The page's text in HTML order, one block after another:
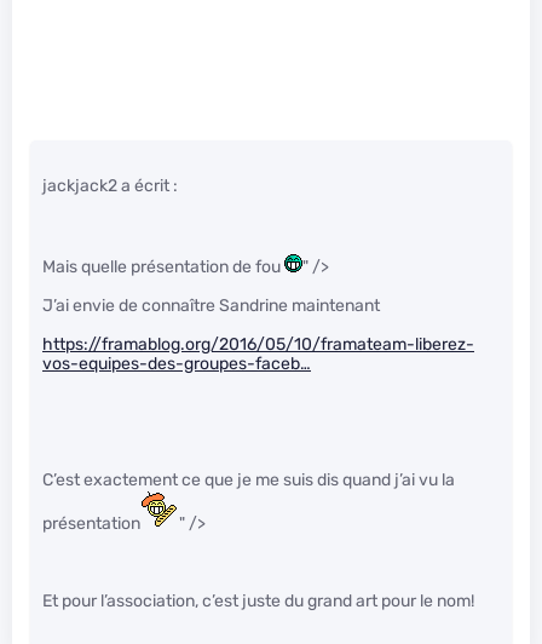
jackjack2 a écrit :
Mais quelle présentation de fou
" />
J’ai envie de connaître Sandrine maintenant
https://framablog.org/2016/05/10/framateam-liberez-
vos-equipes-des-groupes-faceb…
C’est exactement ce que je me suis dis quand j’ai vu la
présentation " />
Et pour l’association, c’est juste du grand art pour le nom!